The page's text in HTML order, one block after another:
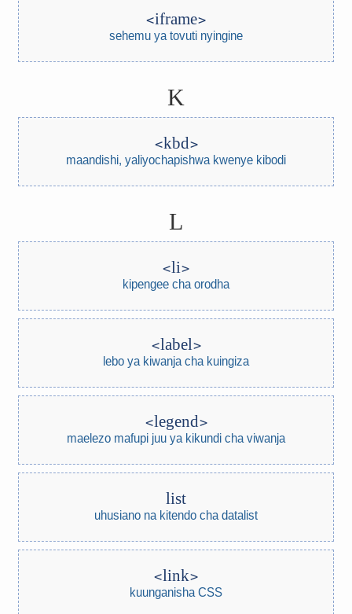
iframe
sehemu ya tovuti nyingine
K
kbd
maandishi, yaliyochapishwa kwenye kibodi
L
li
kipengee cha orodha
label
lebo ya kiwanja cha kuingiza
legend
maelezo mafupi juu ya kikundi cha viwanja
list
uhusiano na kitendo cha datalist
link
kuunganisha CSS